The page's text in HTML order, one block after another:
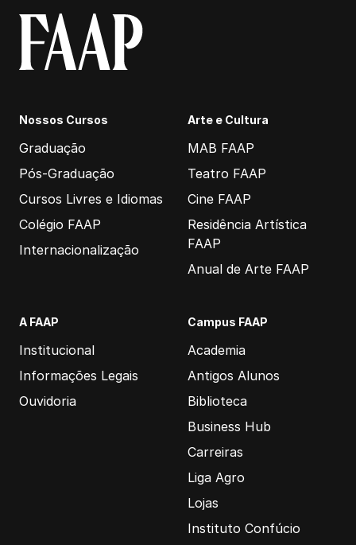
Nossos Cursos
Graduação
Pós-Graduação
Cursos Livres e Idiomas
Colégio FAAP
Internacionalização
Arte e Cultura
MAB FAAP
Teatro FAAP
Cine FAAP
Residência Artística
FAAP
Anual de Arte FAAP
A FAAP
Institucional
Informações Legais
Ouvidoria
Campus FAAP
Academia
Antigos Alunos
Biblioteca
Business Hub
Carreiras
Liga Agro
Lojas
Instituto Confúcio